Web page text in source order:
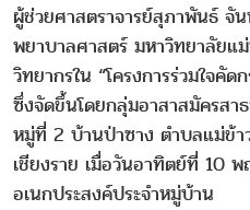
ผู้ช่วยศาสตราจารย์สุภาพันธ์ จั
พยาบาลศาสตร์ มหาวิทยาลัยแ
วิทยากรใน “โครงการร่วมใจคั
ซึ่งจัดขึ้นโดยกลุ่มอาสาสมัครส
หมู่ที่ 2 บ้านป่าซาง ตำบลแม่ข้า
เชียงราย เมื่อวันอาทิตย์ที่ 10
อเนกประสงค์ประจำหมู่บ้าน